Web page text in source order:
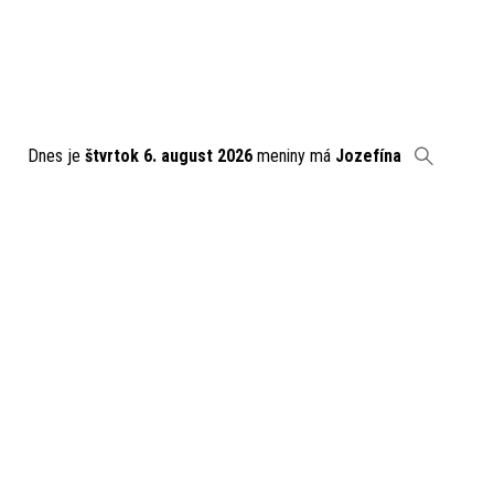
Dnes je štvrtok 6. august 2026 meniny má Jozefína